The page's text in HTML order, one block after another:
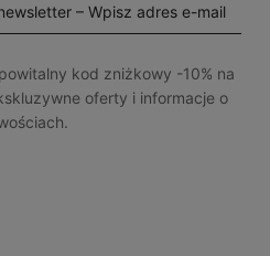
kod zniżkowy -10% na
oferty i informacje o
– Wpisz adres e-mail